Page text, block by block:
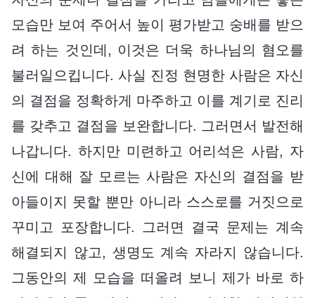
모습만 보여 주어서 높이 평가받고 숭배를 받으
려 하는 것인데, 이것은 더욱 하나님의 혐오를
불러일으킵니다. 사실 진정 현명한 사람은 자신
의 결점을 정확하게 마주하고 이를 계기로 진리
를 갖추고 결점을 보완합니다. 그러면서 발전해
나갑니다. 하지만 미련하고 어리석은 사람, 자
신에 대해 잘 모르는 사람은 자신의 결점을 받
아들이지 못할 뿐만 아니라 스스로를 거짓으로
꾸미고 포장합니다. 그러면 결국 문제는 계속
해결되지 않고, 생명도 계속 자라지 않습니다.
그동안의 제 모습을 떠올려 보니 제가 바로 하